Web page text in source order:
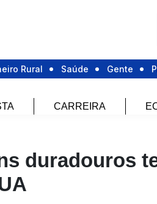
Rural Saúde Gente
CARREIRA
duradouros